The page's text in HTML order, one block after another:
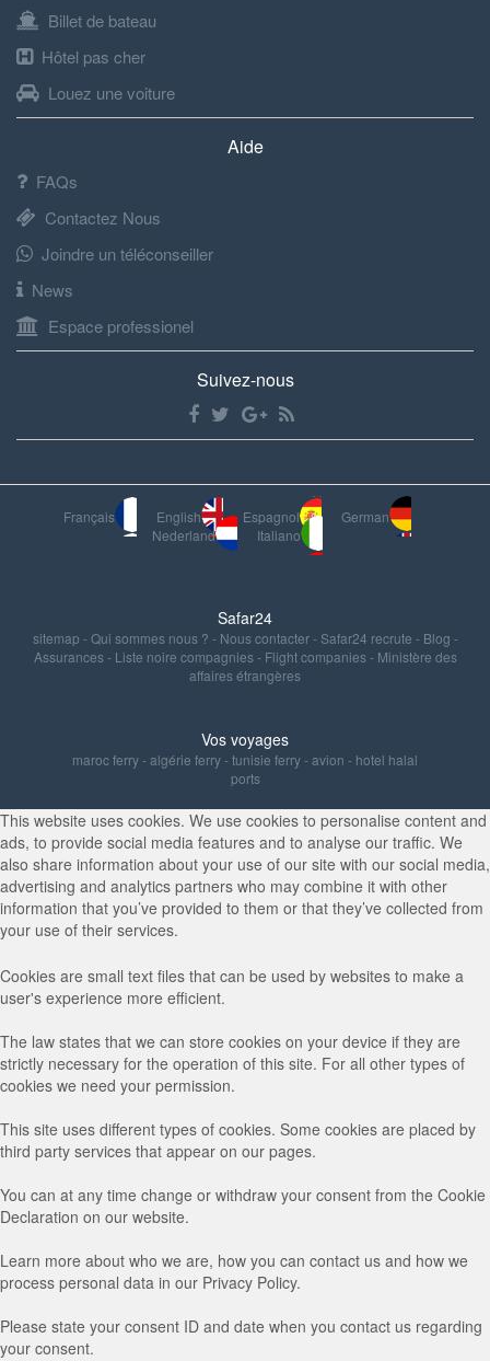
Billet de bateau
Hôtel pas cher
Louez une voiture
Aide
FAQs
Contactez Nous
Joindre un téléconseiller
News
Espace professionel
Suivez-nous
Français English Espagnol
German
Nederland
Italiano
Safar24
sitemap -Qui sommes nous ? - Nous contacter-Safar24 recrute - Blog -
Assurances- Liste noire compagnies- Flight companies- Ministère des
affaires étrangères
Vos voyages
maroc ferry-algérie ferry-tunisie ferry-avion - hotel halal
ports
This website uses cookies. We use cookies to personalise content and
ads, to provide social media features and to analyse our traffic. We
also share information about your use of our site with our social media,
advertising and analytics partners who may combine it with other
information that you’ve provided to them or that they’ve collected from
your use of their services.
Cookies are small text files that can be used by websites to make a
user's experience more efficient.
The law states that we can store cookies on your device if they are
strictly necessary for the operation of this site. For all other types of
cookies we need your permission.
This site uses different types of cookies. Some cookies are placed by
third party services that appear on our pages.
You can at any time change or withdraw your consent from the Cookie
Declaration on our website.
Learn more about who we are, how you can contact us and how we
process personal data in our Privacy Policy.
Please state your consent ID and date when you contact us regarding
your consent.